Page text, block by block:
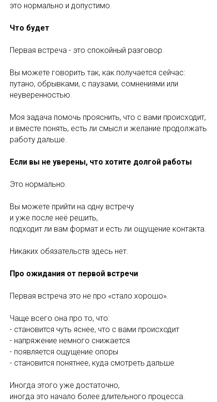
это нормально и допустимо.
Что будет
Первая встреча - это спокойный разговор.
Вы можете говорить так, как получается сейчас:
путано, обрывками, с паузами, сомнениями или
неуверенностью.
Моя задача помочь прояснить, что с вами происходит,
и вместе понять, есть ли смысл и желание продолжать
работу дальше.
Если вы не уверены, что хотите долгой работы
Это нормально.
Вы можете прийти на одну встречу
и уже после неё решить,
подходит ли вам формат и есть ли ощущение контакта.
Никаких обязательств здесь нет.
Про ожидания от первой встречи
Первая встреча это не про «стало хорошо».
Чаще всего она про то, что:
- становится чуть яснее, что с вами происходит
- напряжение немного снижается
- появляется ощущение опоры
- становится понятнее, куда смотреть дальше
Иногда этого уже достаточно,
иногда это начало более длительного процесса.